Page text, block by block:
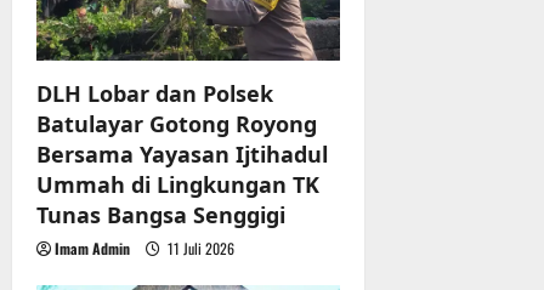
o
n
DLH Lobar dan Polsek
Batulayar Gotong Royong
Bersama Yayasan Ijtihadul
Ummah di Lingkungan TK
Tunas Bangsa Senggigi
Imam Admin 11 Juli 2026